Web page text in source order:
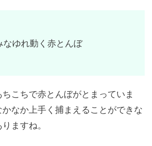
なゆれ動く赤とんぼ
こちで赤とんぼがとまっていま
なか上手く捕まえることができな
ますね。